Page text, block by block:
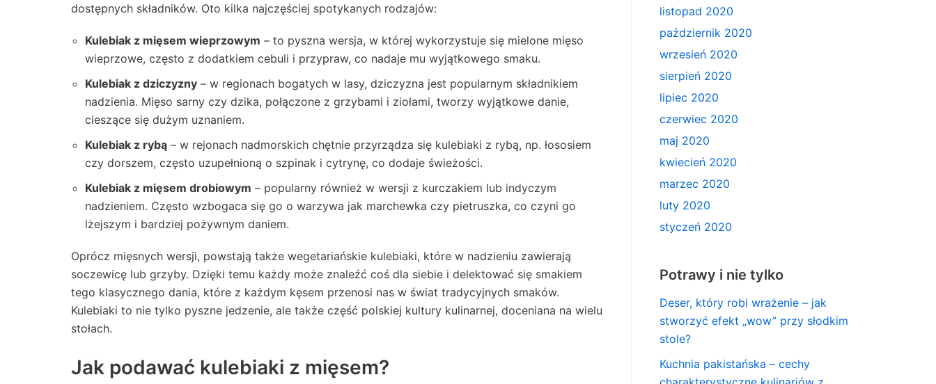
dostępnych składników. Oto kilka najczęściej spotykanych rodzajów:
Kulebiak z mięsem wieprzowym – to pyszna wersja, w której wykorzystuje się mielone mięso
wieprzowe, często z dodatkiem cebuli i przypraw, co nadaje mu wyjątkowego smaku.
Kulebiak z dziczyzny – w regionach bogatych w lasy, dziczyzna jest popularnym składnikiem
nadzienia. Mięso sarny czy dzika, połączone z grzybami i ziołami, tworzy wyjątkowe danie,
cieszące się dużym uznaniem.
Kulebiak z rybą – w rejonach nadmorskich chętnie przyrządza się kulebiaki z rybą, np. łososiem
czy dorszem, często uzupełnioną o szpinak i cytrynę, co dodaje świeżości.
Kulebiak z mięsem drobiowym – popularny również w wersji z kurczakiem lub indyczym
nadzieniem. Często wzbogaca się go o warzywa jak marchewka czy pietruszka, co czyni go
lżejszym i bardziej pożywnym daniem.
Oprócz mięsnych wersji, powstają także wegetariańskie kulebiaki, które w nadzieniu zawierają
soczewicę lub grzyby. Dzięki temu każdy może znaleźć coś dla siebie i delektować się smakiem
tego klasycznego dania, które z każdym kęsem przenosi nas w świat tradycyjnych smaków.
Kulebiaki to nie tylko pyszne jedzenie, ale także część polskiej kultury kulinarnej, doceniana na wielu
stołach.
Jak podawać kulebiaki z mięsem?
listopad 2020
październik 2020
wrzesień 2020
sierpień 2020
lipiec 2020
czerwiec 2020
maj 2020
kwiecień 2020
marzec 2020
luty 2020
styczeń 2020
Potrawy i nie tylko
Deser, który robi wrażenie – jak
stworzyć efekt „wow” przy słodkim
stole?
Kuchnia pakistańska – cechy